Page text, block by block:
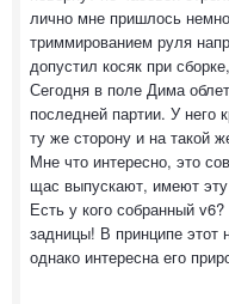
лично мне пришлось
триммированием руля
допустил косяк при
Сегодня в поле Дима
последней партии. У него
ту же сторону и на такой
Мне что интересно, это
щас выпускают, имеют эту
Есть у кого собранный
задницы! В принципе этот
однако интересна его